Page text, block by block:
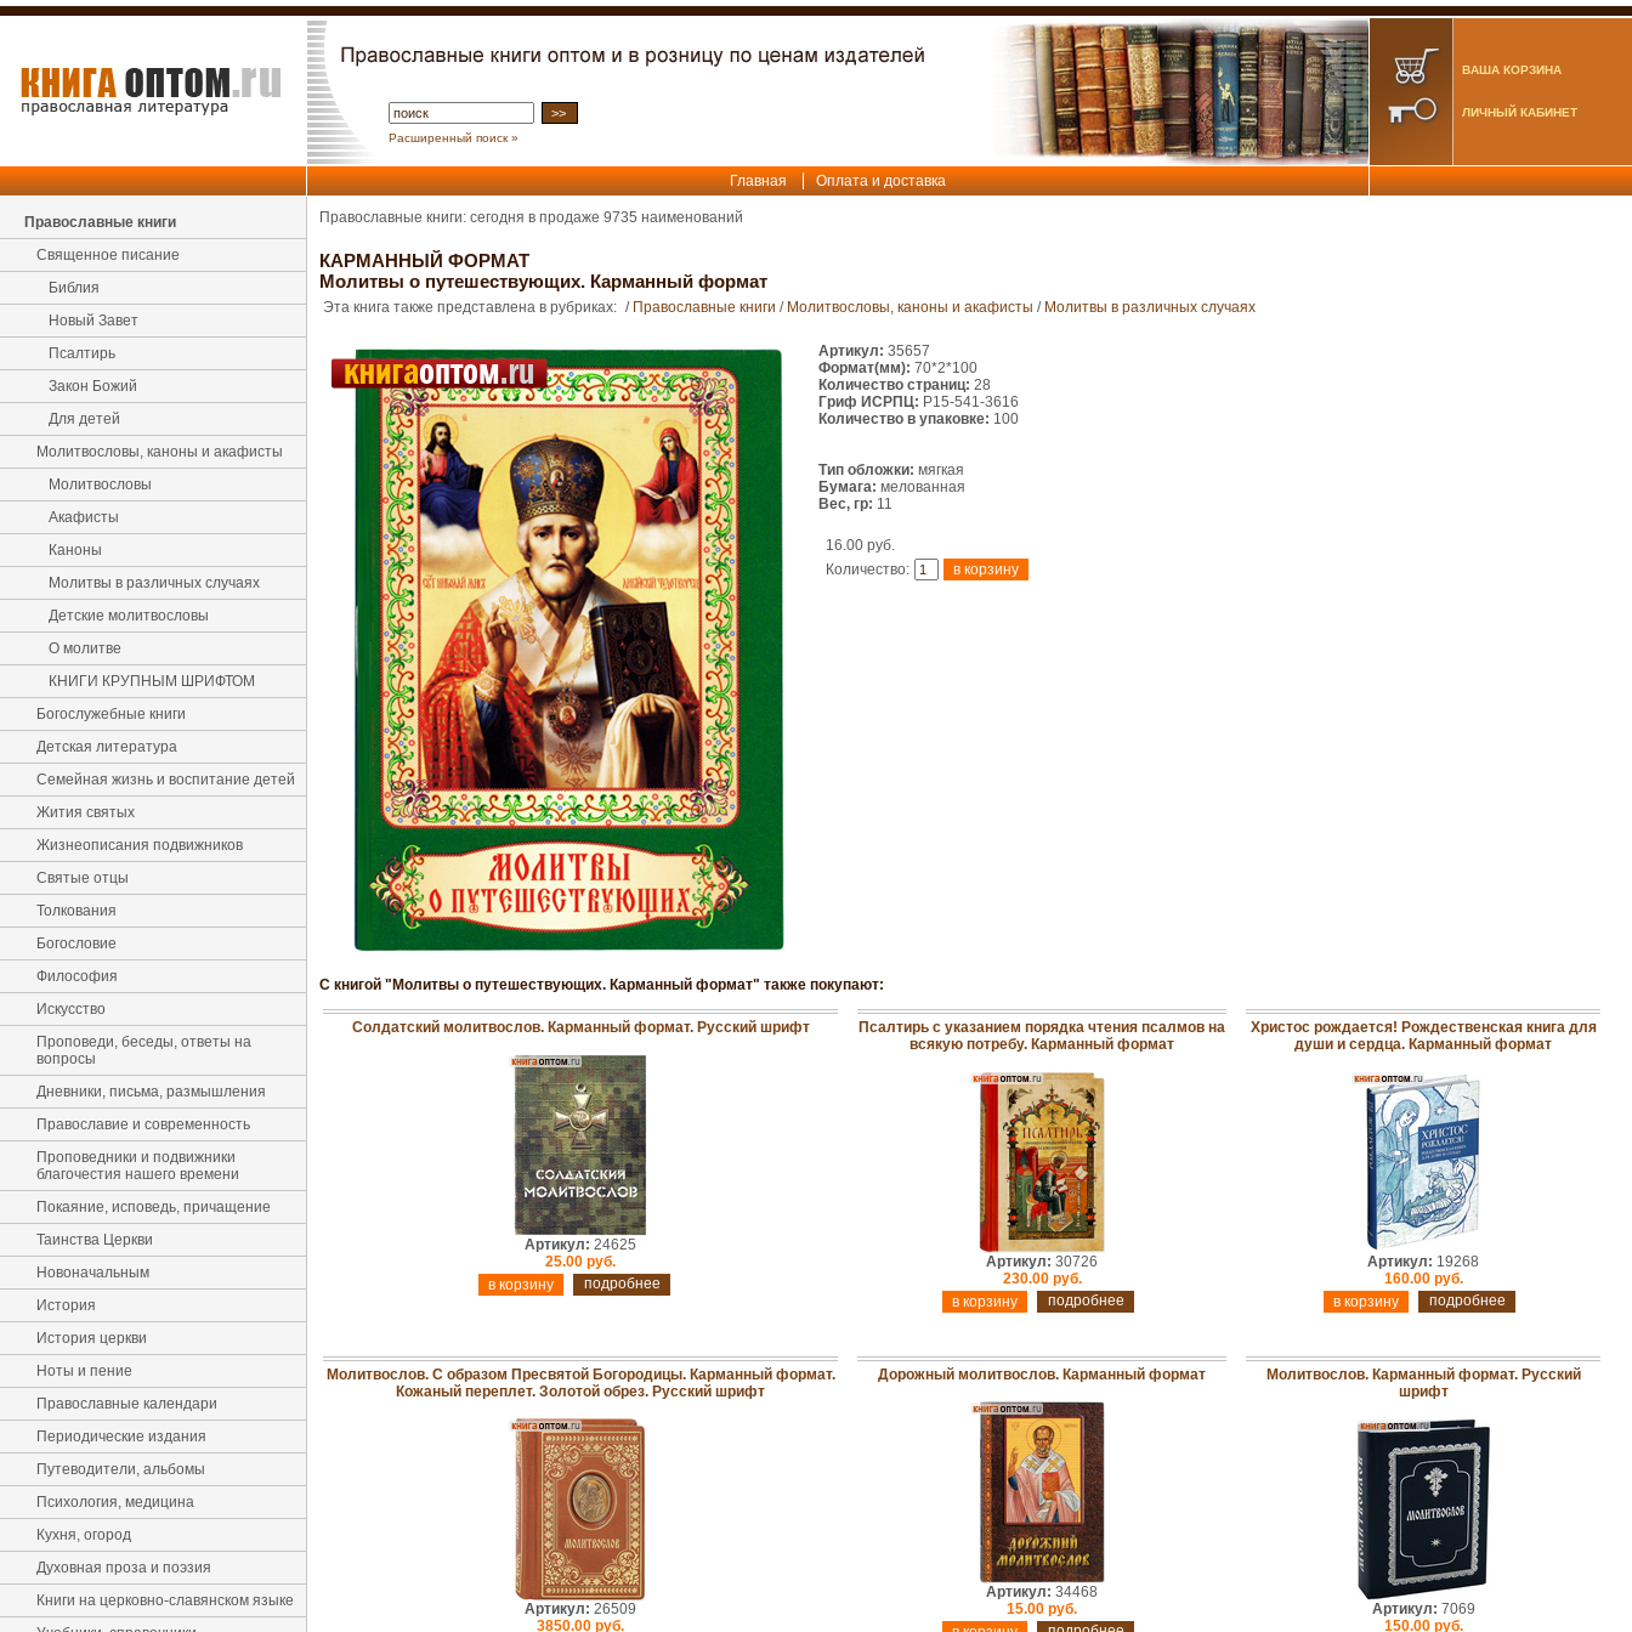
Расширенный поиск »
ВАША КОРЗИНА
ЛИЧНЫЙ КАБИНЕТ
Главная Оплата и доставка
Православные книги
Священное писание
Библия
Новый Завет
Псалтирь
Закон Божий
Для детей
Молитвословы, каноны и акафисты
Молитвословы
Акафисты
Каноны
Молитвы в различных случаях
Детские молитвословы
О молитве
КНИГИ КРУПНЫМ ШРИФТОМ
Богослужебные книги
Детская литература
Семейная жизнь и воспитание детей
Жития святых
Жизнеописания подвижников
Святые отцы
Толкования
Богословие
Философия
Искусство
Проповеди, беседы, ответы на
вопросы
Дневники, письма, размышления
Православие и современность
Проповедники и подвижники
благочестия нашего времени
Покаяние, исповедь, причащение
Таинства Церкви
Новоначальным
История
История церкви
Ноты и пение
Православные календари
Периодические издания
Путеводители, альбомы
Психология, медицина
Кухня, огород
Духовная проза и поэзия
Книги на церковно-славянском языке
Православные книги: сегодня в продаже 9735 наименований
КАРМАННЫЙ ФОРМАТ
Молитвы о путешествующих. Карманный формат
Эта книга также представлена в рубриках: / Православные книги / Молитвословы, каноны и акафисты / Молитвы в различных случаях
Артикул: 35657
Формат(мм): 70*2*100
Количество страниц: 28
Гриф ИСРПЦ: Р15-541-3616
Количество в упаковке: 100
Тип обложки: мягкая
Бумага: мелованная
Вес, гр: 11
16.00 руб.
Количество:
С книгой "Молитвы о путешествующих. Карманный формат" также покупают:
Солдатский молитвослов. Карманный формат. Русский шрифт
Артикул: 24625
25.00 руб.
подробнее
Псалтирь с указанием порядка чтения псалмов на
всякую потребу. Карманный формат
Артикул: 30726
230.00 руб.
подробнее
Христос рождается! Рождественская книга для
души и сердца. Карманный формат
Артикул: 19268
160.00 руб.
подробнее
Молитвослов. С образом Пресвятой Богородицы. Карманный формат.
Кожаный переплет. Золотой обрез. Русский шрифт
Артикул: 26509
3850.00 руб.
Дорожный молитвослов. Карманный формат
Артикул: 34468
15.00 руб.
Молитвослов. Карманный формат. Русский
шрифт
Артикул: 7069
150.00 руб.